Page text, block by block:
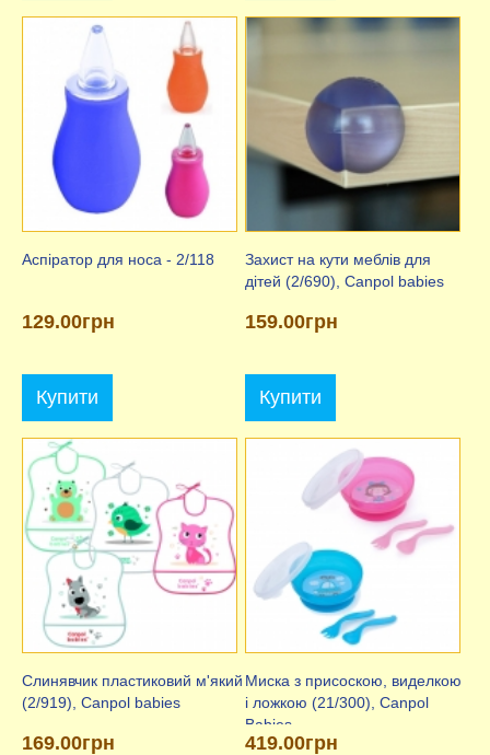
Аспіратор для носа - 2/118
129.00грн
Купити
Захист на кути меблів для
дітей (2/690), Canpol babies
159.00грн
Купити
Слинявчик пластиковий м'який
(2/919), Canpol babies
169.00грн
Миска з присоскою, виделкою
і ложкою (21/300), Canpol
Babies
419.00грн